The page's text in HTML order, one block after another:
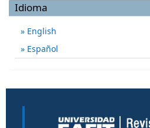
Idioma
English
Español